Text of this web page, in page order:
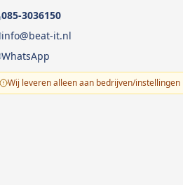
085-3036150
info@beat-it.nl
WhatsApp
Wij leveren alleen aan bedrijven/instellingen